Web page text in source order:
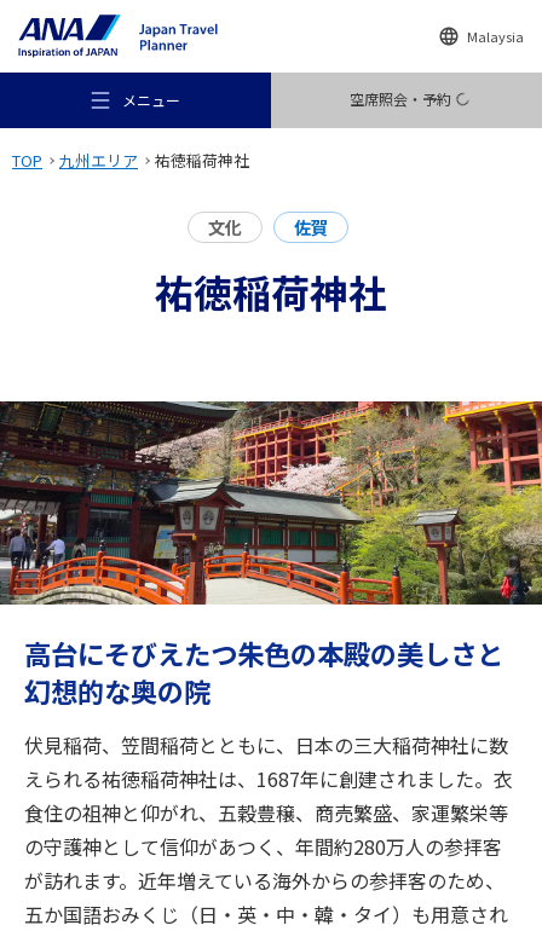
Malaysia
メニュー 空席照会・予約
おすすめの旅
行き先
旅のお役立ち情報
閉じる
TOP 九州エリア 祐徳稲荷神社
文化 佐賀
祐徳稲荷神社
高台にそびえたつ朱色の本殿の美しさと
幻想的な奥の院
伏見稲荷、笠間稲荷とともに、日本の三大稲荷神社に数
えられる祐徳稲荷神社は、1687年に創建されました。衣
食住の祖神と仰がれ、五穀豊穣、商売繁盛、家運繁栄等
の守護神として信仰があつく、年間約280万人の参拝客
が訪れます。近年増えている海外からの参拝客のため、
五か国語おみくじ（日・英・中・韓・タイ）も用意され